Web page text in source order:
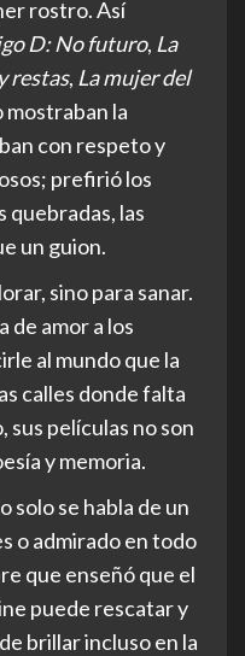
rostro. Así
D: No futuro, La
restas, La mujer del
mostraban la
con respeto y
prefirió los
quebradas, las
un guion.
sino para sanar.
de amor a los
al mundo que la
calles donde falta
sus películas no son
y memoria.
solo se habla de un
o admirado en todo
que enseñó que el
puede rescatar y
brillar incluso en la